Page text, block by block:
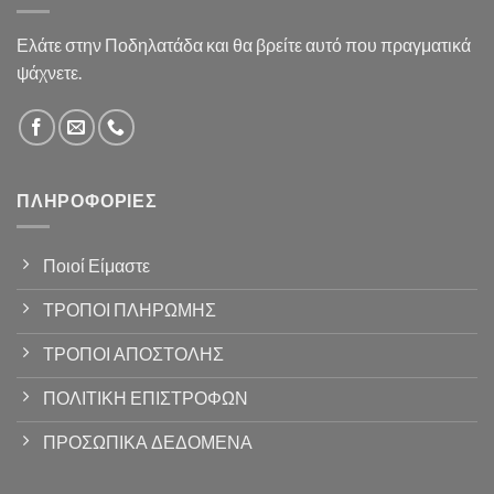
Ελάτε στην Ποδηλατάδα και θα βρείτε αυτό που πραγματικά
ψάχνετε.
ΠΛΗΡΟΦΟΡΊΕΣ
Ποιοί Είμαστε
ΤΡΟΠΟΙ ΠΛΗΡΩΜΗΣ
ΤΡΟΠΟΙ ΑΠΟΣΤΟΛΗΣ
ΠΟΛΙΤΙΚΗ ΕΠΙΣΤΡΟΦΩΝ
ΠΡΟΣΩΠΙΚΑ ΔΕΔΟΜΕΝΑ